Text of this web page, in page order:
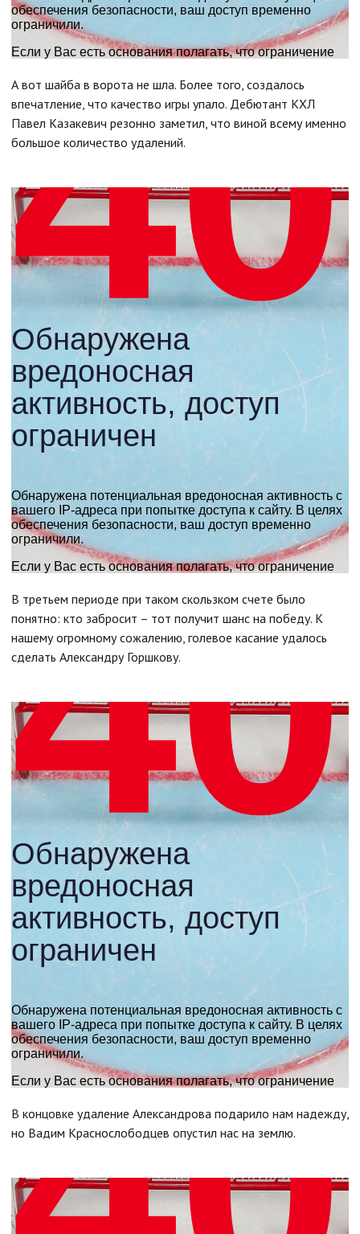
А вот шайба в ворота не шла. Более того, создалось
впечатление, что качество игры упало. Дебютант КХЛ
Павел Казакевич резонно заметил, что виной всему именно
большое количество удалений.
В третьем периоде при таком скользком счете было
понятно: кто забросит – тот получит шанс на победу. К
нашему огромному сожалению, голевое касание удалось
сделать Александру Горшкову.
В концовке удаление Александрова подарило нам надежду,
но Вадим Краснослободцев опустил нас на землю.